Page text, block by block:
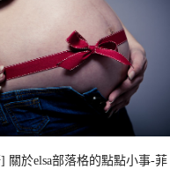
關於elsa部落格的點點小事-菲